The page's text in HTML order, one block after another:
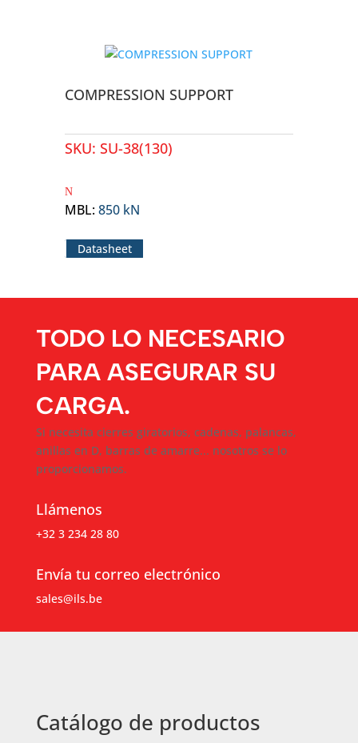
COMPRESSION SUPPORT
SKU: SU-38(130)
MBL:850 kN
Datasheet
TODO LO NECESARIO
PARA ASEGURAR SU
CARGA.
Si necesita cierres giratorios, cadenas, palancas,
anillas en D, barras de amarre... nosotros se lo
proporcionamos.
Llámenos
+32 3 234 28 80
Envía tu correo electrónico
sales@ils.be
Catálogo de productos